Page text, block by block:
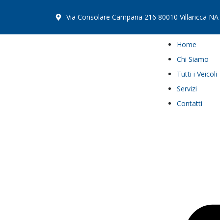
Via Consolare Campana 216 80010 Villaricca NA
Home
Chi Siamo
Tutti i Veicoli
Servizi
Contatti